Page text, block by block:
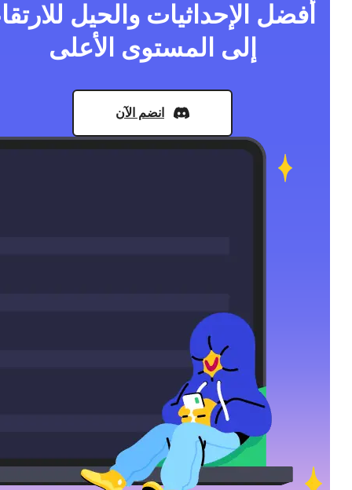
أفضل الإحداثيات والحيل
إلى المستوى الأعلى
انضم الآن